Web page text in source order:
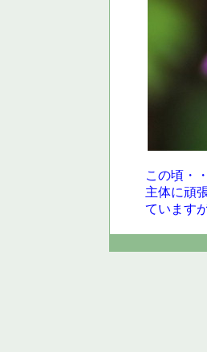
この頃・
主体に頑
ています